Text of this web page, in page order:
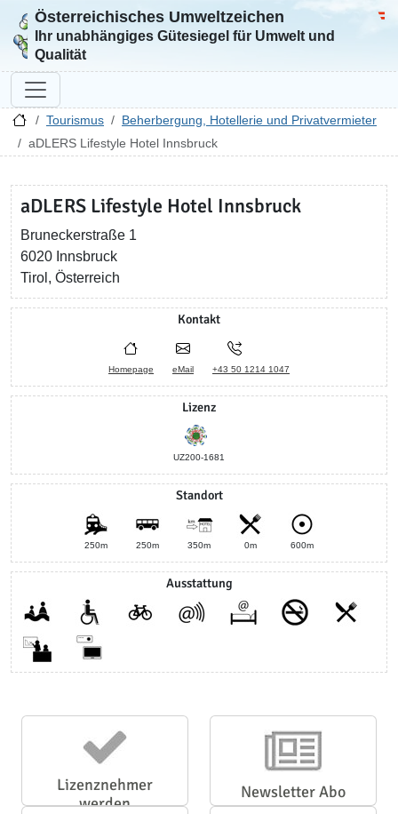
Zur Startseite
Österreichisches Umweltzeichen
Ihr unabhängiges Gütesiegel für Umwelt und
Qualität
Tourismus
Beherbergung, Hotellerie und Privatvermieter
aDLERS Lifestyle Hotel Innsbruck
aDLERS Lifestyle Hotel Innsbruck
Bruneckerstraße 1
6020 Innsbruck
Tirol, Österreich
Kontakt
Homepage eMail +43 50 1214 1047
Lizenz
UZ200-1681
Standort
250m 250m 350m 0m 600m
Ausstattung
Lizenznehmer
werden
Newsletter Abo